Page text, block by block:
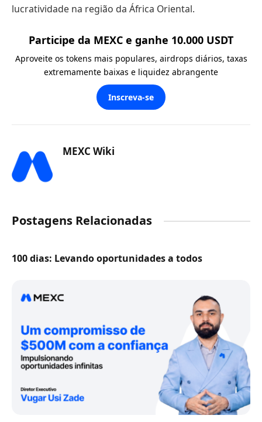
lucratividade na região da África Oriental.
Participe da MEXC e ganhe 10.000 USDT
Aproveite os tokens mais populares, airdrops diários, taxas
extremamente baixas e liquidez abrangente
Inscreva-se
MEXC Wiki
Postagens Relacionadas
100 dias: Levando oportunidades a todos